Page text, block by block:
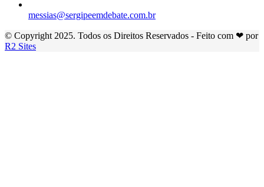
messias@sergipeemdebate.com.br
© Copyright 2025. Todos os Direitos Reservados - Feito com ❤ por
R2 Sites